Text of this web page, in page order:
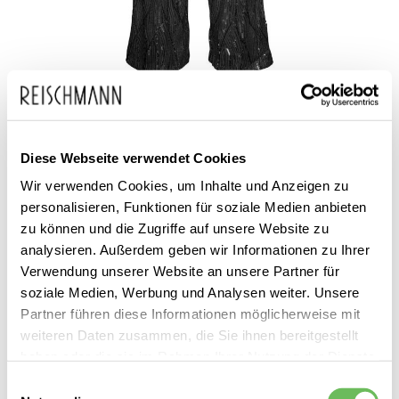
Diese Webseite verwendet Cookies
Wir verwenden Cookies, um Inhalte und Anzeigen zu
personalisieren, Funktionen für soziale Medien anbieten
zu können und die Zugriffe auf unsere Website zu
analysieren. Außerdem geben wir Informationen zu Ihrer
Verwendung unserer Website an unsere Partner für
soziale Medien, Werbung und Analysen weiter. Unsere
Partner führen diese Informationen möglicherweise mit
weiteren Daten zusammen, die Sie ihnen bereitgestellt
Zum
Anfang
der
Bildgalerie
springen
Vero Moda
Damen Stoffhose
59,99 €
Dieses Produkt ist exklusiv in unseren Filialen erhältlich. Prüfen Sie
mit einem Klick auf „Vor Ort verfügbar?", wo Ihre Größe vorrätig ist.